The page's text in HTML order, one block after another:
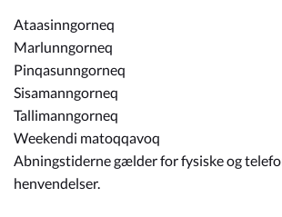
Ataasinngorneq
Marlunngorneq
Pinqasunngorneq
Sisamanngorneq
Tallimanngorneq
Weekendi matoqqavoq
Abningstiderne gælder for fysiske og
henvendelser.